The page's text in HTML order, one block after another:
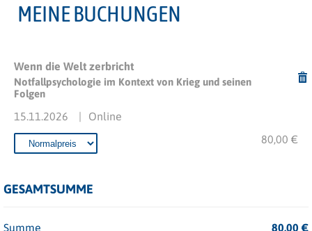
MEINE BUCHUNGEN
Wenn die Welt zerbricht
Notfallpsychologie im Kontext von Krieg und seinen
Folgen
Online
15.11.2026
80,00 €
GESAMTSUMME
Summe 80,00€